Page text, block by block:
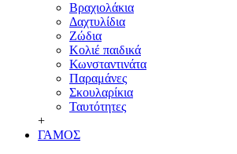
Βραχιολάκια
Δαχτυλίδια
Ζώδια
Κολιέ παιδικά
Κωνσταντινάτα
Παραμάνες
Σκουλαρίκια
Ταυτότητες
+
ΓΑΜΟΣ